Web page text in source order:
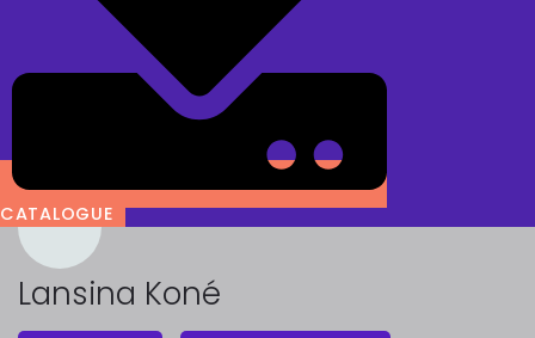
CATALOGUE
Lansina Koné